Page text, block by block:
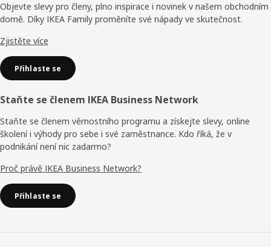
Objevte slevy pro členy, plno inspirace i novinek v našem obchodním
domě. Díky IKEA Family proměníte své nápady ve skutečnost.
Zjistěte více
Přihlaste se
Staňte se členem IKEA Business Network
Staňte se členem věrnostního programu a získejte slevy, online
školení i výhody pro sebe i své zaměstnance. Kdo říká, že v
podnikání není nic zadarmo?
Proč právě IKEA Business Network?
Přihlaste se